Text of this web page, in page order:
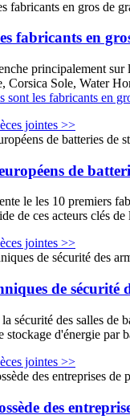
fabricants en
principalement
Corsica Sole, Water
sont les fabricants en
jointes >>
de
le les 10 premiers
de ces acteurs clés
jointes >>
de sécurité
sécurité des salles de
stockage d'énergie par
jointes >>
des